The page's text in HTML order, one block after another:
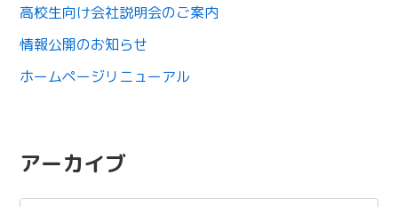
高校生向け会社説明会のご案内
情報公開のお知らせ
ホームページリニューアル
アーカイブ